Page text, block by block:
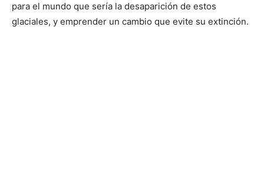
para el mundo que sería la desaparición de estos
glaciales, y emprender un cambio que evite su extinción.